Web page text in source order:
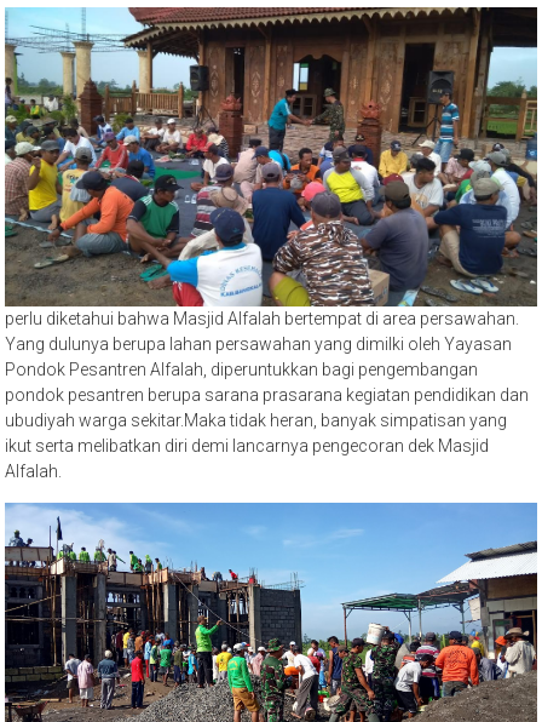
perlu diketahui bahwa Masjid Alfalah bertempat di area persawahan.
Yang dulunya berupa lahan persawahan yang dimilki oleh Yayasan
Pondok Pesantren Alfalah, diperuntukkan bagi pengembangan
pondok pesantren berupa sarana prasarana kegiatan pendidikan dan
ubudiyah warga sekitar.Maka tidak heran, banyak simpatisan yang
ikut serta melibatkan diri demi lancarnya pengecoran dek Masjid
Alfalah.